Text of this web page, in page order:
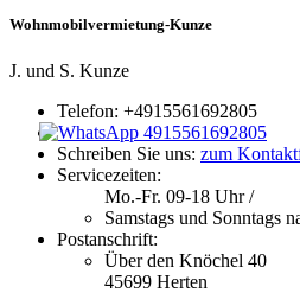
Wohnmobilvermietung-Kunze
J. und S. Kunze
Telefon: +4915561692805
Schreiben Sie uns: zum
Servicezeiten:
Mo.-Fr. 09-18 Uhr /
Samstags und Sonntags
Postanschrift:
Über den Knöchel 40
45699 Herten